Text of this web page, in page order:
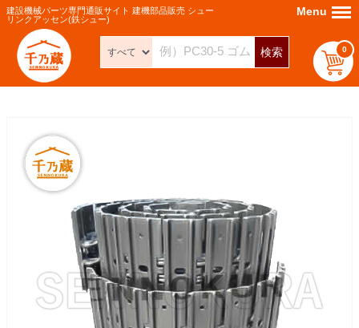
建設機械パーツ専門通販サイト 建機部品販売 シュー
リンクアッセン(鉄シュー)
検索 0
Menu Menu